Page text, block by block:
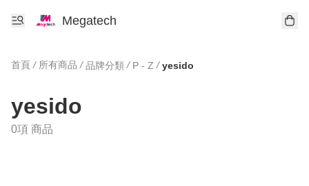
Megatech
首頁 / 所有商品 / 品牌分類 / P - Z / yesido
yesido
0項 商品